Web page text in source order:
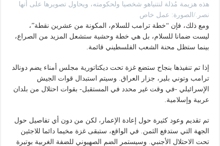
هذه هزيمة مُذلة لنتنياهو شخصيا ولحكومته، ويحاول تصويرها على أنها
نصر./الصورة: عمل خاص
ومع ذلك، فإن “خطة ترامب للسلام، المكونة من عشرين نقطة”،
ليست ضمانا للسلام، بل هي خطة وحشية ستشعل المزيد من الصراع،
بينما ستظل محنة الشعب الفلسطيني قائمة.
إذا تم تنفيذها بنجاح ستضع غزة تحت ديكتاتورية مجلس أمناء يضم دونالد
ترامب وتوني بلير، جزار العراق. وسيتم استبدال قوات الجيش
الإسرائيلي -في وقت غير محدد في المستقبل- بقوات احتلال من بلدان
عربية وإسلامية.
تم تقديم وعود كثيرة حول إعادة الإعمار، لكن من دون أي تفاصيل حول
الجهة التي ستدفع الثمن. في الواقع، ستبقى غزة مخيما دائما للاجئين
تحت الاحتلال الأجنبي. وسيستمر الضم الصهيوني للضفة الغربية بوتيرة